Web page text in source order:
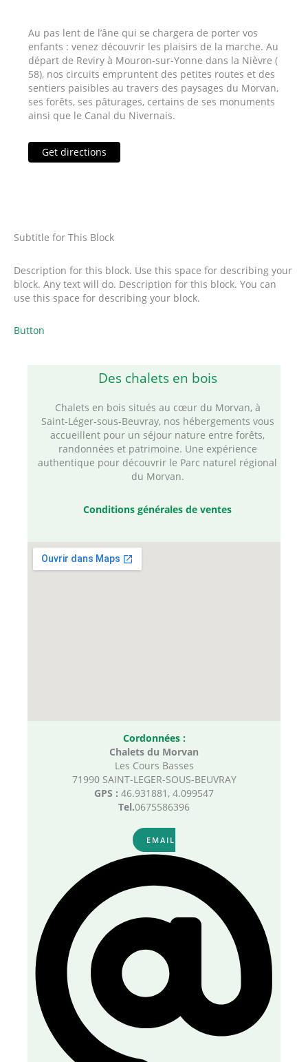
Au pas lent de l’âne qui se chargera de porter vos
enfants : venez découvrir les plaisirs de la marche. Au
départ de Reviry à Mouron-sur-Yonne dans la Nièvre (
58), nos circuits empruntent des petites routes et des
sentiers paisibles au travers des paysages du Morvan,
ses forêts, ses pâturages, certains de ses monuments
ainsi que le Canal du Nivernais.
Get directions
Subtitle for This Block
Description for this block. Use this space for describing your
block. Any text will do. Description for this block. You can
use this space for describing your block.
Button
Des chalets en bois
Chalets en bois situés au cœur du Morvan, à
Saint‑Léger‑sous‑Beuvray, nos hébergements vous
accueillent pour un séjour nature entre forêts,
randonnées et patrimoine. Une expérience
authentique pour découvrir le Parc naturel régional
du Morvan.
Conditions générales de ventes
Cordonnées :
Chalets du Morvan
Les Cours Basses
71990 SAINT-LEGER-SOUS-BEUVRAY
GPS : 46.931881, 4.099547
Tel.0675586396
EMAIL